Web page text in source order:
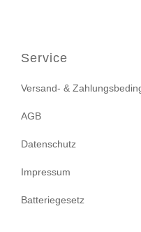
Service
Versand- &
AGB
Datenschutz
Impressum
Batteriegesetz